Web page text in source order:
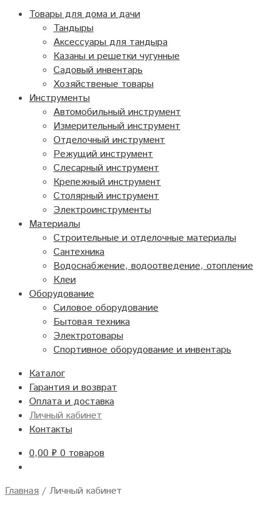
Товары для дома и дачи
Тандыры
Аксессуары для тандыра
Казаны и решетки чугунные
Садовый инвентарь
Хозяйственые товары
Инструменты
Автомобильный инструмент
Измерительный инструмент
Отделочный инструмент
Режущий инструмент
Слесарный инструмент
Крепежный инструмент
Столярный инструмент
Электроинструменты
Материалы
Строительные и отделочные материалы
Сантехника
Водоснабжение, водоотведение, отопление
Клеи
Оборудование
Силовое оборудование
Бытовая техника
Электротовары
Спортивное оборудование и инвентарь
Каталог
Гарантия и возврат
Оплата и доставка
Личный кабинет
Контакты
0,00₽ 0 товаров
Главная / Личный кабинет